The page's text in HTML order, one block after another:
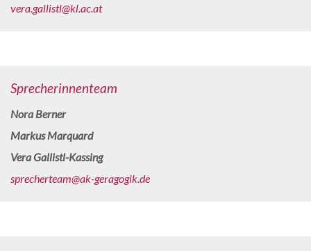
vera.gallistl@kl.ac.at
Sprecherinnenteam
Nora Berner
Markus Marquard
Vera Gallistl-Kassing
sprecherteam@ak-geragogik.de